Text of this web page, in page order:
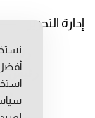
إدارة التحرير
رئيس